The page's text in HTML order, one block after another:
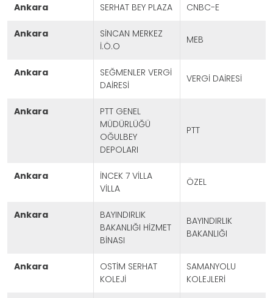
ankara SERHAT BEY PLAZA CNBC-E
ankara
SİNCAN MERKEZ
İ.Ö.O
MEB
ankara
SEĞMENLER VERGİ
DAİRESİ
VERGİ DAİRESİ
ankara
PTT GENEL
MÜDÜRLÜĞÜ
OĞULBEY
DEPOLARI
PTT
ankara
İNCEK 7 VİLLA
VİLLA
ÖZEL
ankara
BAYINDIRLIK
BAKANLIĞI HİZMET
BİNASI
BAYINDIRLIK
BAKANLIĞI
ankara
OSTİM SERHAT
KOLEJİ
SAMANYOLU
KOLEJLERİ